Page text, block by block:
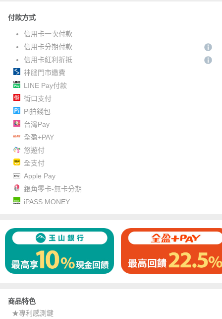
付款方式
信用卡一次付款
信用卡分期付款
信用卡紅利折抵
神腦門市繳費
LINE Pay付款
街口支付
Pi拍錢包
台灣Pay
全盈+PAY
悠遊付
全支付
Apple Pay
銀角零卡-無卡分期
iPASS MONEY
商品特色
★專利感測鍵